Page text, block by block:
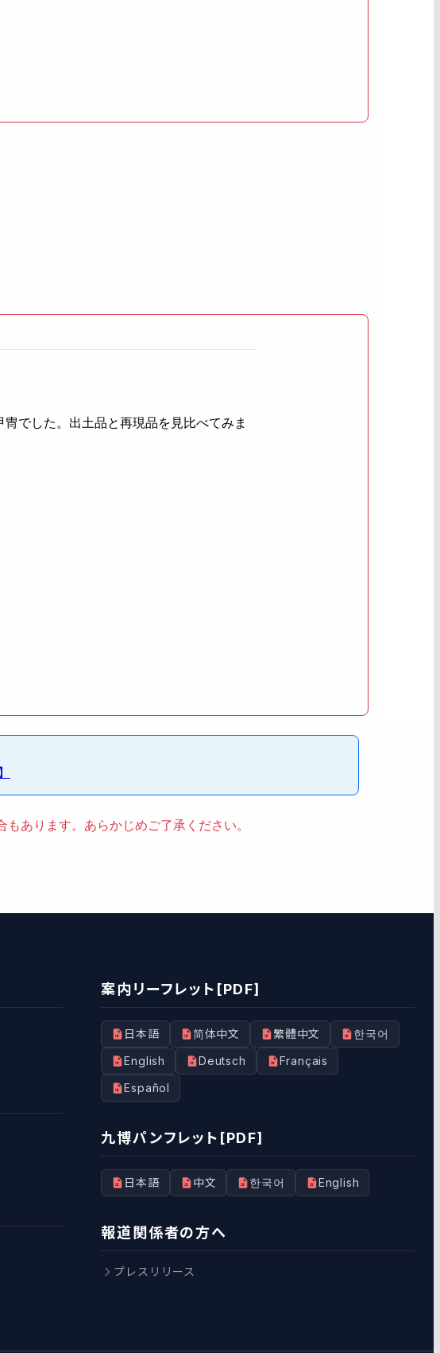
でした。出土品と再現品を見比べてみま
あります。あらかじめご了承ください。